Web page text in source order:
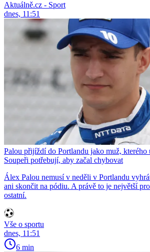
Aktuálně.cz - Sport
dnes, 11:51
Palou přijíždí do Portlandu jako muž, kterého
Soupeři potřebují, aby začal chybovat
Álex Palou nemusí v neděli v Portlandu
ani skončit na pódiu. A právě to je největší
ostatní.
Vše o sportu
dnes, 11:51
6 min